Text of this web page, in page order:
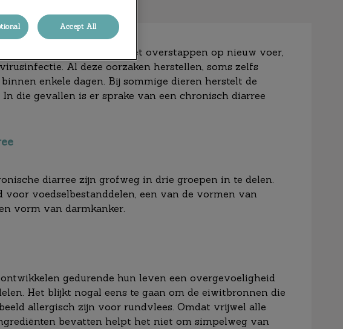
Oorzaken kunnen zijn het overstappen op nieuw voer,
Al deze oorzaken herstellen, soms zelfs
enkele dagen. Bij sommige dieren herstelt de
die gevallen is er sprake van een chronisch diarree
diarree zijn grofweg in drie groepen in te delen.
voedselbestanddelen, een van de vormen van
vorm van darmkanker.
gedurende hun leven een overgevoeligheid
Het blijkt nogal eens te gaan om de eiwitbronnen die
allergisch zijn voor rundvlees. Omdat vrijwel alle
bevatten helpt het niet om simpelweg van
Accept All